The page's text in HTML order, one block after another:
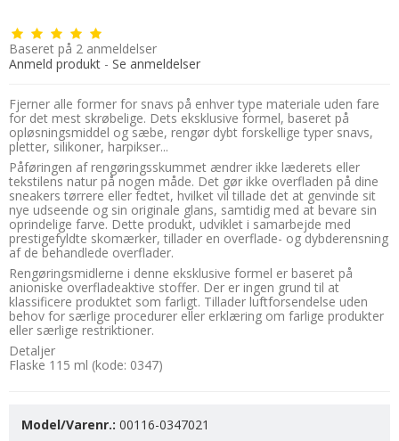
Baseret på 2 anmeldelser
Anmeld produkt - Se anmeldelser
Fjerner alle former for snavs på enhver type materiale uden fare
for det mest skrøbelige. Dets eksklusive formel, baseret på
opløsningsmiddel og sæbe, rengør dybt forskellige typer snavs,
pletter, silikoner, harpikser...
Påføringen af rengøringsskummet ændrer ikke læderets eller
tekstilens natur på nogen måde. Det gør ikke overfladen på dine
sneakers tørrere eller fedtet, hvilket vil tillade det at genvinde sit
nye udseende og sin originale glans, samtidig med at bevare sin
oprindelige farve. Dette produkt, udviklet i samarbejde med
prestigefyldte skomærker, tillader en overflade- og dybderensning
af de behandlede overflader.
Rengøringsmidlerne i denne eksklusive formel er baseret på
anioniske overfladeaktive stoffer. Der er ingen grund til at
klassificere produktet som farligt. Tillader luftforsendelse uden
behov for særlige procedurer eller erklæring om farlige produkter
eller særlige restriktioner.
Detaljer
Flaske 115 ml (kode: 0347)
Model/Varenr.: 00116-0347021